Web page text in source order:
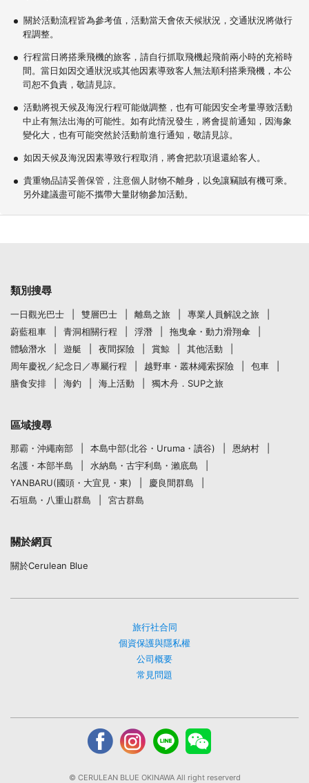
關於活動流程皆為參考值，活動當天會依天候狀況，交通狀況將做行
程調整。
行程當日將搭乘飛機的旅客，請自行抓取飛機起飛前兩小時的充裕時
間。當日如因交通狀況或其他因素導致客人無法順利搭乘飛機，本公
司恕不負責，敬請見諒。
活動將視天候及海況行程可能做調整，也有可能因安全考量導致活動
中止有無法出海的可能性。如有此情況發生，將會提前通知，因海象
變化大，也有可能突然於活動前進行通知，敬請見諒。
如因天候及海況因素導致行程取消，將會把款項退還給客人。
貴重物品請妥善保管，注意個人財物不離身，以免讓竊賊有機可乘。
另外建議盡可能不攜帶大量財物參加活動。
類別搜尋
一日觀光巴士 雙層巴士 離島之旅
專業人員解說之旅
蔚藍租車
青洞相關行程 浮潛
拖曳傘・動力滑翔傘
體驗潛水
遊艇 夜間探險 賞鯨
其他活動
周年慶祝／紀念日／專屬行程
越野車・叢林繩索探險
包車
膳食安排
海釣 海上活動 獨木舟．SUP之旅
區域搜尋
那霸・沖繩南部 本島中部(北谷・Uruma・讀谷)
恩納村
名護・本部半島
水納島・古宇利島・瀨底島
YANBARU(國頭・大宜見・東)
慶良間群島
石垣島・八重山群島
宮古群島
關於網頁
關於Cerulean Blue
旅行社合同
個資保護與隱私權
公司概要
常見問題
© CERULEAN BLUE OKINAWA All right reserverd